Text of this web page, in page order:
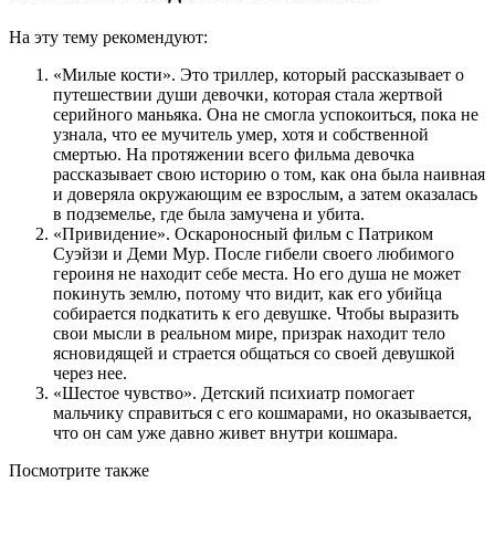
На эту тему рекомендуют:
«Милые кости». Это триллер, который рассказывает о
путешествии души девочки, которая стала жертвой
серийного маньяка. Она не смогла успокоиться, пока не
узнала, что ее мучитель умер, хотя и собственной
смертью. На протяжении всего фильма девочка
рассказывает свою историю о том, как она была наивная
и доверяла окружающим ее взрослым, а затем оказалась
в подземелье, где была замучена и убита.
«Привидение». Оскароносный фильм с Патриком
Суэйзи и Деми Мур. После гибели своего любимого
героиня не находит себе места. Но его душа не может
покинуть землю, потому что видит, как его убийца
собирается подкатить к его девушке. Чтобы выразить
свои мысли в реальном мире, призрак находит тело
ясновидящей и страется общаться со своей девушкой
через нее.
«Шестое чувство». Детский психиатр помогает
мальчику справиться с его кошмарами, но оказывается,
что он сам уже давно живет внутри кошмара.
Посмотрите также